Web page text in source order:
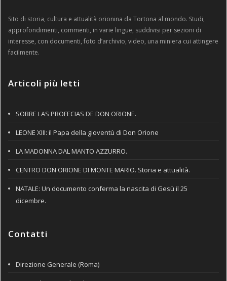
Sito di storia, cultura e attualità orionina da Tortona al mondo. Studi,
approfondimenti, commenti, in varie lingue, suddivisi per sezioni di
interesse, con documenti, foto d’archivio, video, una miniera cui attingere
facilmente.
Articoli più letti
SOBRE LAS PROFECIAS DE DON ORIONE.
LEONE XIII: il Papa della gioventù di Don Orione
LA MADONNA DAL MANTO AZZURRO.
CENTRO DON ORIONE DI MONTE MARIO. Storia e attualità.
NATALE: Un documento conferma la nascita di Gesù il 25
dicembre.
Contatti
Direzione Generale (Roma)